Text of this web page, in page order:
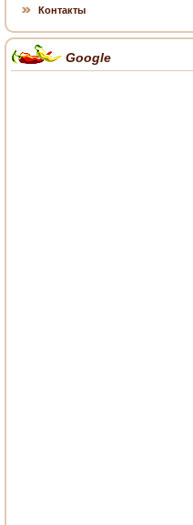
Контакты
Google